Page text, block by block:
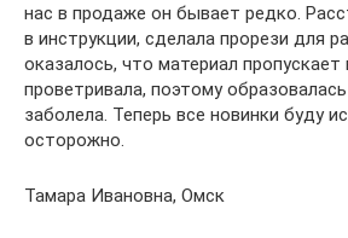
нас в продаже он бывает редко.
в инструкции, сделала прорези для
оказалось, что материал пропускает
проветривала, поэтому
заболела. Теперь все новинки буду
осторожно.
Тамара Ивановна, Омск